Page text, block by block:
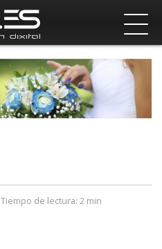
Tiempo de lectura: 2 min